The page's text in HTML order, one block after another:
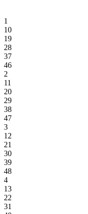
1
10
19
28
37
46
2
11
20
29
38
47
3
12
21
30
39
48
4
13
22
31